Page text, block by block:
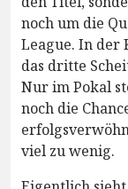
noch um die
League. In der
das dritte
Nur im Pokal
noch die
viel zu wenig.